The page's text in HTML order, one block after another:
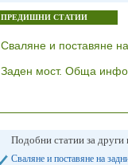
ПРЕДИШНИ СТАТИИ
Сваляне и поставяне
Заден мост. Обща
Подобни статии за
Сваляне и поставяне на